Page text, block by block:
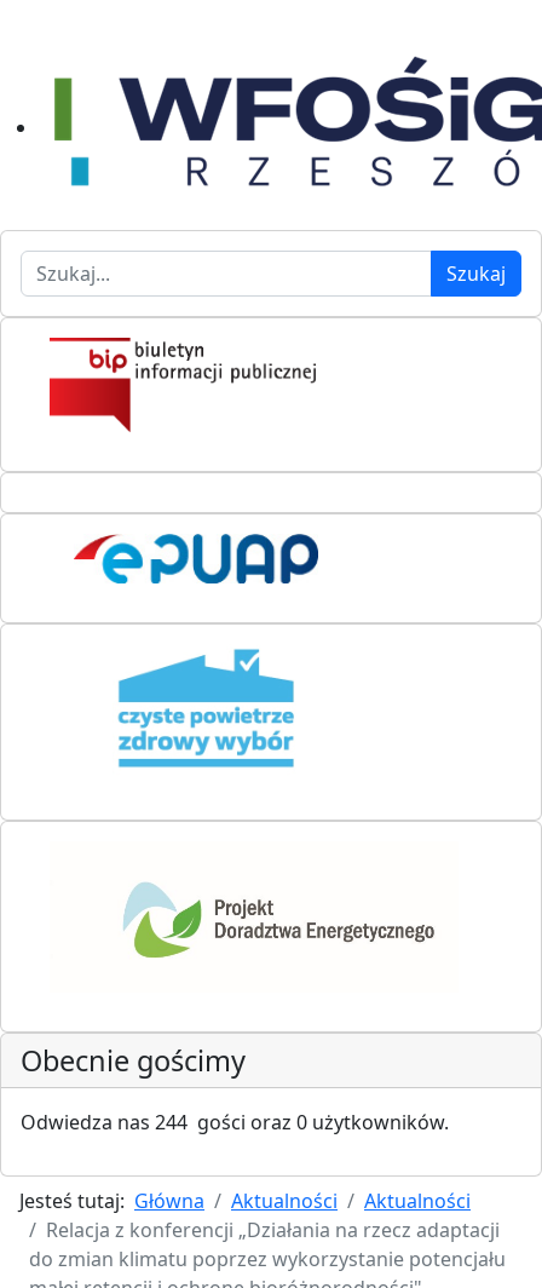
Szukaj Szukaj
Obecnie gościmy
Odwiedza nas 244 gości oraz 0 użytkowników.
Jesteś tutaj: Główna Aktualności
Aktualności
Relacja z konferencji „Działania na rzecz adaptacji
do zmian klimatu poprzez wykorzystanie potencjału